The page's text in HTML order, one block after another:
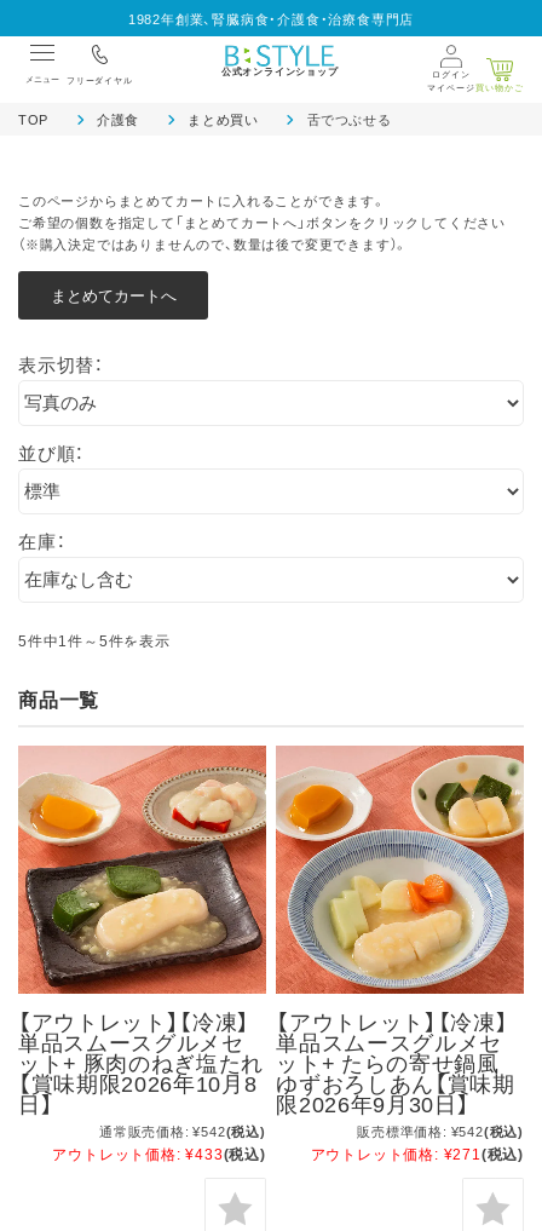
1982年創業、腎臓病食・介護食・治療食専門店
メニュー フリーダイヤル
公式オンラインショップ
ログイン
マイページ買い物かご
TOP 介護食 まとめ買い 舌でつぶせる
このページからまとめてカートに入れることができます。
ご希望の個数を指定して「まとめてカートへ」ボタンをクリックしてください
（※購入決定ではありませんので、数量は後で変更できます）。
表示切替：
並び順：
在庫：
5件中1件～5件を表示
商品一覧
【アウトレット】【冷凍】
単品スムースグルメセ
ット+ 豚肉のねぎ塩たれ
【賞味期限2026年10月8
日】
通常販売価格: ¥542(税込)
アウトレット価格: ¥433(税込)
【アウトレット】【冷凍】
単品スムースグルメセ
ット+ たらの寄せ鍋風
ゆずおろしあん【賞味期
限2026年9月30日】
販売標準価格: ¥542(税込)
アウトレット価格: ¥271(税込)